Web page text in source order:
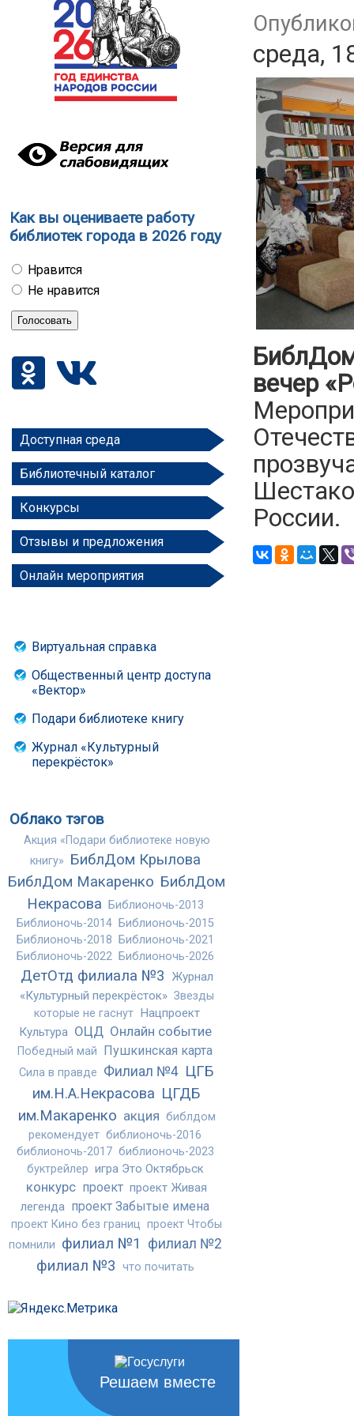
Как вы оцениваете работу
библиотек города в 2026 году
Нравится
Не нравится
Доступная среда
Библиотечный каталог
Конкурсы
Отзывы и предложения
Онлайн мероприятия
Виртуальная справка
Общественный центр доступа
«Вектор»
Подари библиотеке книгу
Журнал «Культурный
перекрёсток»
Облако тэгов
Акция «Подари библиотеке новую
книгу» БиблДом Крылова
БиблДом Макаренко БиблДом
Некрасова
Библионочь-2013
Библионочь-2014
Библионочь-2015
Библионочь-2018
Библионочь-2021
Библионочь-2022
Библионочь-2026
ДетОтд филиала №3
Журнал
«Культурный перекрёсток» Звезды
которые не гаснут Нацпроект
Культура ОЦД Онлайн событие
Победный май Пушкинская карта
Сила в правде Филиал №4 ЦГБ
им.Н.А.Некрасова ЦГДБ
им.Макаренко акция библдом
рекомендует библионочь-2016
библионочь-2017 библионочь-2023
буктрейлер игра Это Октябрьск
конкурс проект проект Живая
легенда проект Забытые имена
проект Кино без границ проект Чтобы
помнили филиал №1 филиал №2
филиал №3 что почитать
Решаем вместе
среда,
вечер
России.